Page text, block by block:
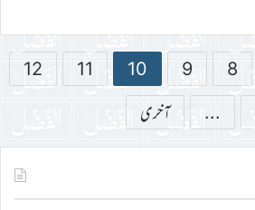
8
9
10
11
12
... آخری